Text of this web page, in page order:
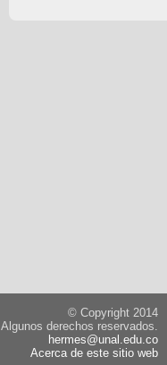
© Copyright 2014
Algunos derechos reservados.
hermes@unal.edu.co
Acerca de este sitio web